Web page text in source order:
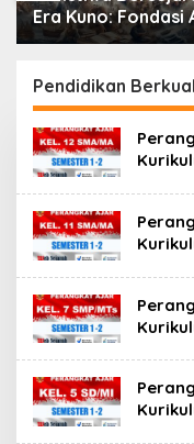
Era Kuno: Fondasi
Peradaban
Pendidikan